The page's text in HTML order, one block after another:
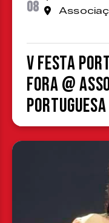
08
V Festa
Fora @
Portuguesa